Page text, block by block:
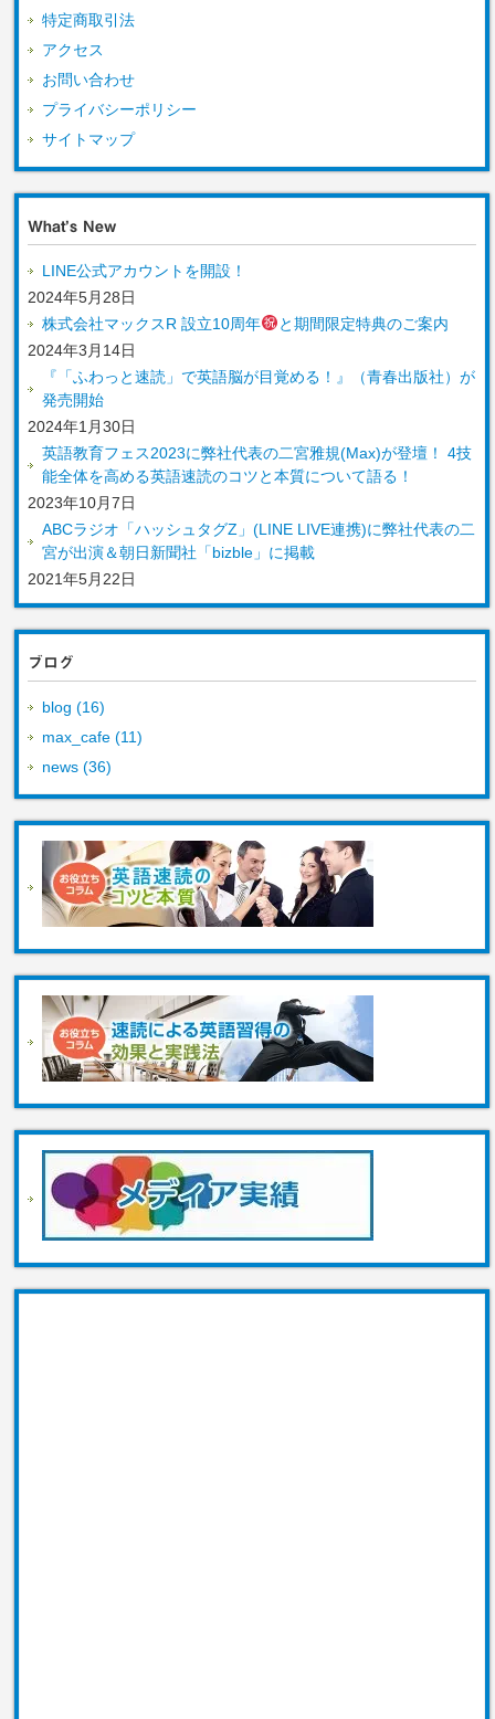
特定商取引法
アクセス
お問い合わせ
プライバシーポリシー
サイトマップ
What’s New
LINE公式アカウントを開設！
2024年5月28日
株式会社マックスR 設立10周年
と期間限定特典のご案内
2024年3月14日
『「ふわっと速読」で英語脳が目覚める！』（青春出版社）が
発売開始
2024年1月30日
英語教育フェス2023に弊社代表の二宮雅規(Max)が登壇！ 4技
能全体を高める英語速読のコツと本質について語る！
2023年10月7日
ABCラジオ「ハッシュタグZ」(LINE LIVE連携)に弊社代表の二
宮が出演＆朝日新聞社「bizble」に掲載
2021年5月22日
ブログ
blog (16)
max_cafe (11)
news (36)